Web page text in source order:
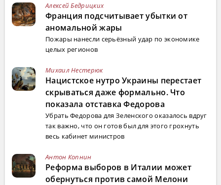
Алексей Бедрицких
Франция подсчитывает убытки от
аномальной жары
Пожары нанесли серьёзный удар по экономике
целых регионов
Михаил Нестерюк
Нацистское нутро Украины перестает
скрываться даже формально. Что
показала отставка Федорова
Убрать Федорова для Зеленского оказалось вдруг
так важно, что он готов был для этого грохнуть
весь кабинет министров
Антон Копнин
Реформа выборов в Италии может
обернуться против самой Мелони